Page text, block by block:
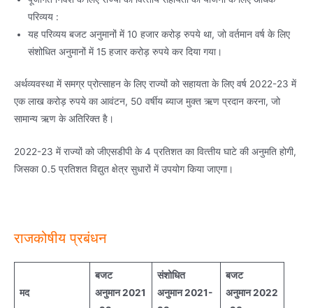
परिव्यय :
यह परिव्‍यय बजट अनुमानों में 10 हजार करोड़ रुपये था, जो वर्तमान वर्ष के लिए
संशोधित अनुमानों में 15 हजार करोड़ रुपये कर दिया गया।
अर्थव्‍यवस्‍था में समग्र प्रोत्‍साहन के लिए राज्‍यों को सहायता के लिए वर्ष 2022-23 में
एक लाख करोड़ रुपये का आवंटन, 50 वर्षीय ब्‍याज मुक्‍त ऋण प्रदान करना, जो
सामान्‍य ऋण के अतिरिक्‍त है।
2022-23 में राज्‍यों को जीएसडीपी के 4 प्रतिशत का वित्‍तीय घाटे की अनुमति होगी,
जिसका 0.5 प्रतिशत विद्युत क्षेत्र सुधारों में उपयोग किया जाएगा।
राजकोषीय प्रबंधन
मद
बजट
अनुमान 2021
संशोधित
अनुमान2021-
बजट
अनुमान2022